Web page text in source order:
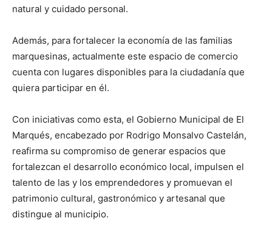
natural y cuidado personal.
Además, para fortalecer la economía de las familias
marquesinas, actualmente este espacio de comercio
cuenta con lugares disponibles para la ciudadanía que
quiera participar en él.
Con iniciativas como esta, el Gobierno Municipal de El
Marqués, encabezado por Rodrigo Monsalvo Castelán,
reafirma su compromiso de generar espacios que
fortalezcan el desarrollo económico local, impulsen el
talento de las y los emprendedores y promuevan el
patrimonio cultural, gastronómico y artesanal que
distingue al municipio.